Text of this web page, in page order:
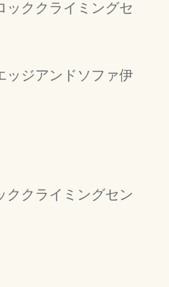
ッククライミングセ
ッジアンドソファ伊
ククライミングセン